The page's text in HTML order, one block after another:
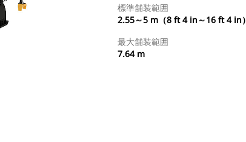
標準舗装範囲
2.55～5 m（8 ft 4 in～16 ft 4 in）
最大舗装範囲
7.64 m